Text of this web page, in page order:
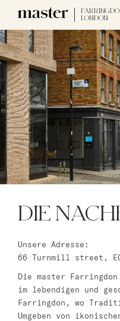
LONDON
Hamburg
master Altona
Salzburg
master Mirabell
master Linzergasse
London
master Cannon
Rom
Barcelona
DIE
Unsere Adresse:
66 Turnmill street,
Die master
im lebendigen und
Farringdon, wo
Umgeben von